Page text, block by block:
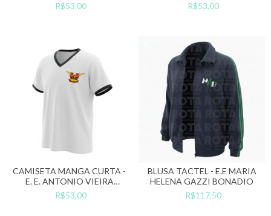
R$53,00
R$53,00
CAMISETA MANGA CURTA -
E. E. ANTONIO VIEIRA
CAMPOS
R$53,00
BLUSA TACTEL - E.E MARIA
HELENA GAZZI BONADIO
R$117,50